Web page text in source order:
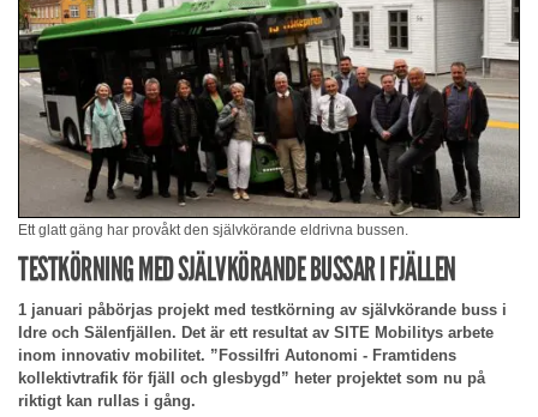
Ett glatt gäng har provåkt den självkörande eldrivna bussen.
TESTKÖRNING MED SJÄLVKÖRANDE BUSSAR I FJÄLLEN
1 januari påbörjas projekt med testkörning av självkörande buss i
Idre och Sälenfjällen. Det är ett resultat av SITE Mobilitys arbete
inom innovativ mobilitet. ”Fossilfri Autonomi - Framtidens
kollektivtrafik för fjäll och glesbygd” heter projektet som nu på
riktigt kan rullas i gång.